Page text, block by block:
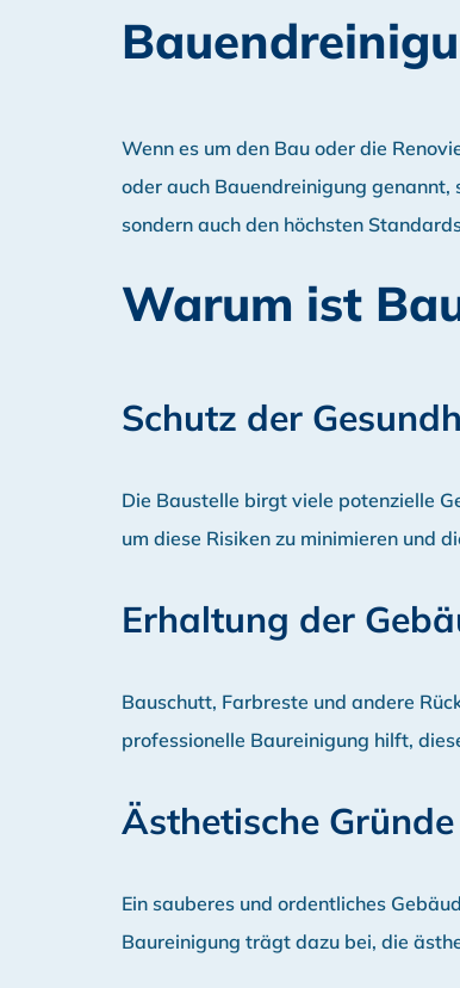
Wenn es um den Bau oder die
oder auch Bauendreinigung
sondern auch den höchsten
Warum ist
Schutz der
Die Baustelle birgt viele potenzielle
um diese Risiken zu minimieren und
Erhaltung der
Bauschutt, Farbreste und andere
professionelle Baureinigung hilft,
Ästhetische Gründe
Ein sauberes und ordentliches
Baureinigung trägt dazu bei, die